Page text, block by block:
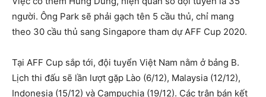
người. Ông Park sẽ phải gạch tên 5 cầu thủ, chỉ mang
theo 30 cầu thủ sang Singapore tham dự AFF Cup 2020.
Tại AFF Cup sắp tới, đội tuyển Việt Nam nằm ở bảng B.
Lịch thi đấu sẽ lần lượt gặp Lào (6/12), Malaysia (12/12),
Indonesia (15/12) và Campuchia (19/12). Các trận bán kết